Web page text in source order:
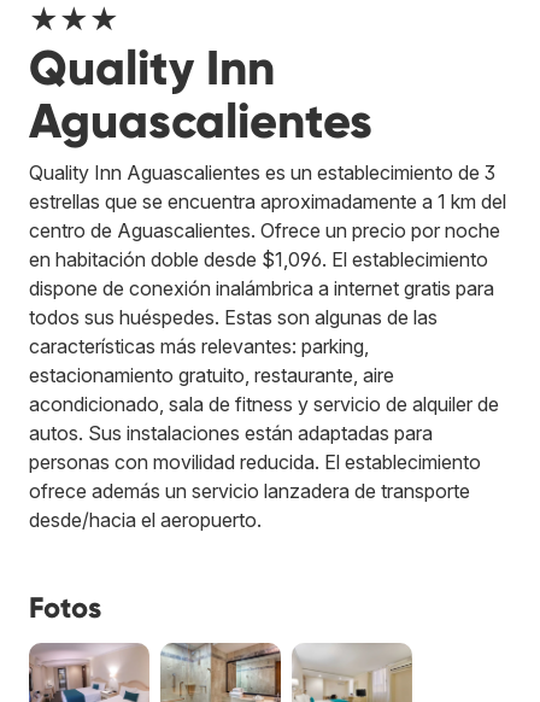
★★★
Quality Inn
Aguascalientes
Quality Inn Aguascalientes es un establecimiento de 3
estrellas que se encuentra aproximadamente a 1 km del
centro de Aguascalientes. Ofrece un precio por noche
en habitación doble desde $1,096. El establecimiento
dispone de conexión inalámbrica a internet gratis para
todos sus huéspedes. Estas son algunas de las
características más relevantes: parking,
estacionamiento gratuito, restaurante, aire
acondicionado, sala de fitness y servicio de alquiler de
autos. Sus instalaciones están adaptadas para
personas con movilidad reducida. El establecimiento
ofrece además un servicio lanzadera de transporte
desde/hacia el aeropuerto.
Fotos